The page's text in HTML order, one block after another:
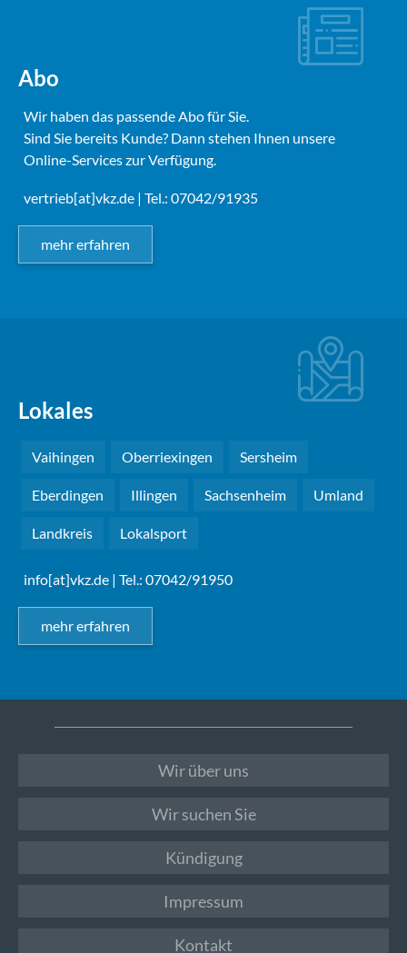
Abo
Wir haben das passende Abo für Sie.
Sind Sie bereits Kunde? Dann stehen Ihnen unsere
Online-Services zur Verfügung.
vertrieb[at]vkz.de | Tel.: 07042/91935
mehr erfahren
Lokales
Vaihingen Oberriexingen Sersheim
Eberdingen Illingen Sachsenheim Umland
Landkreis Lokalsport
info[at]vkz.de | Tel.: 07042/91950
mehr erfahren
Wir über uns
Wir suchen Sie
Kündigung
Impressum
Kontakt